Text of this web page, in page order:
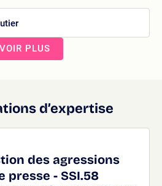
VOIR PLUS
d’expertise
des agressions
presse - SSI.58